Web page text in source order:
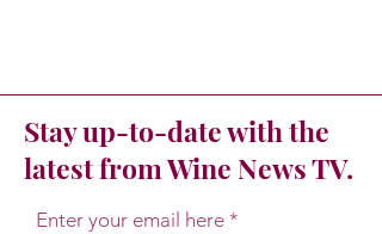
Stay up-to-date with the
latest from Wine News TV.
Enter your email here